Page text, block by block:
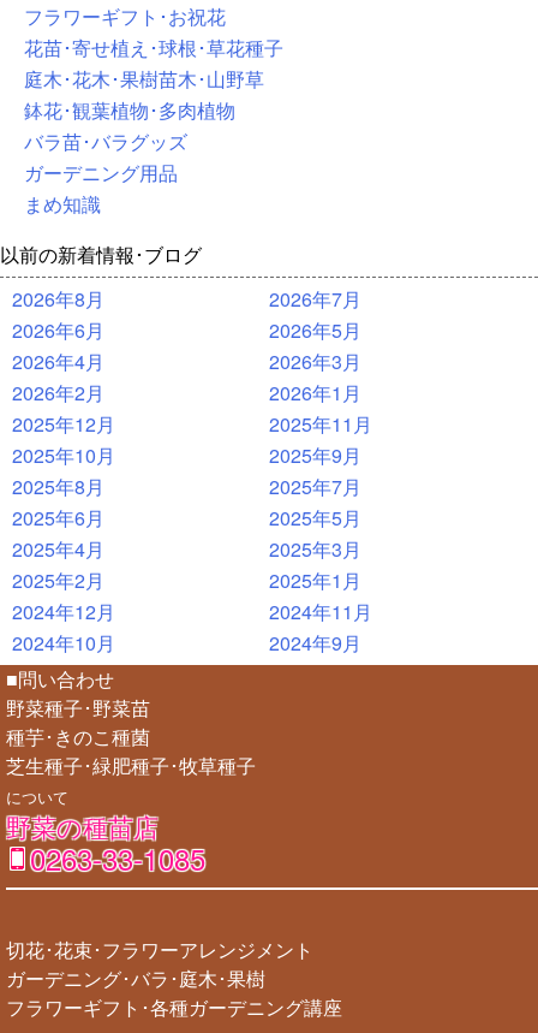
フラワーギフト･お祝花
花苗･寄せ植え･球根･草花種子
庭木･花木･果樹苗木･山野草
鉢花･観葉植物･多肉植物
バラ苗･バラグッズ
ガーデニング用品
まめ知識
以前の新着情報･ブログ
2026年8月
2026年7月
2026年6月
2026年5月
2026年4月
2026年3月
2026年2月
2026年1月
2025年12月
2025年11月
2025年10月
2025年9月
2025年8月
2025年7月
2025年6月
2025年5月
2025年4月
2025年3月
2025年2月
2025年1月
2024年12月
2024年11月
2024年10月
2024年9月
■問い合わせ
野菜種子･野菜苗
種芋･きのこ種菌
芝生種子･緑肥種子･牧草種子
について
野菜の種苗店
0263-33-1085
切花･花束･フラワーアレンジメント
ガーデニング･バラ･庭木･果樹
フラワーギフト･各種ガーデニング講座